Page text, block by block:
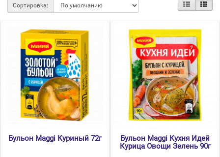
Сортировка:
Бульон Maggi Куриный 72г
Бульон Maggi Кухня Идей
Курица Овощи Зелень 90г